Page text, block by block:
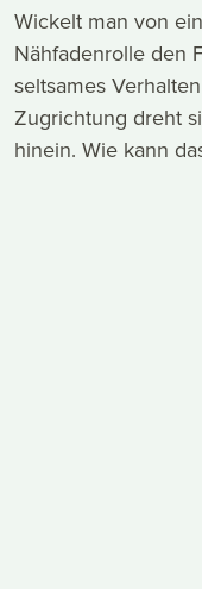
Wickelt man von
Nähfadenrolle den
seltsames
Zugrichtung dreht
hinein. Wie kann